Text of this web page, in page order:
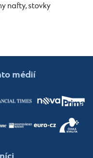
nafty, stovky
médií